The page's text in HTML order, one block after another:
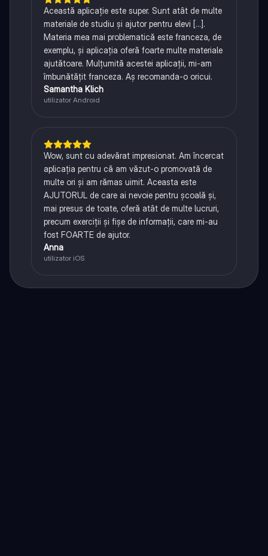
Această aplicație este super. Sunt atât de multe
materiale de studiu și ajutor pentru elevi [...].
Materia mea mai problematică este franceza, de
exemplu, și aplicația oferă foarte multe materiale
ajutătoare. Mulțumită acestei aplicații, mi-am
îmbunătățit franceza. Aș recomanda-o oricui.
Samantha Klich
utilizator Android
Wow, sunt cu adevărat impresionat. Am încercat
aplicația pentru că am văzut-o promovată de
multe ori și am rămas uimit. Aceasta este
AJUTORUL de care ai nevoie pentru școală și,
mai presus de toate, oferă atât de multe lucruri,
precum exerciții și fișe de informații, care mi-au
fost FOARTE de ajutor.
Anna
utilizator iOS